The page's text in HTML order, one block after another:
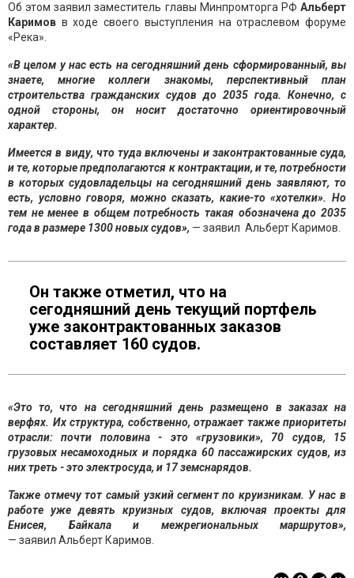
Об этом заявил заместитель главы Минпромторга РФ Альберт
Каримов в ходе своего выступления на отраслевом форуме
«Река».
«В целом у нас есть на сегодняшний день сформированный, вы
знаете, многие коллеги знакомы, перспективный план
строительства гражданских судов до 2035 года. Конечно, с
одной стороны, он носит достаточно ориентировочный
характер.
Имеется в виду, что туда включены и законтрактованные суда,
и те, которые предполагаются к контрактации, и те, потребности
в которых судовладельцы на сегодняшний день заявляют, то
есть, условно говоря, можно сказать, какие-то «хотелки». Но
тем не менее в общем потребность такая обозначена до 2035
года в размере 1300 новых судов», — заявил Альберт Каримов.
Он также отметил, что на
сегодняшний день текущий портфель
уже законтрактованных заказов
составляет 160 судов.
«Это то, что на сегодняшний день размещено в заказах на
верфях. Их структура, собственно, отражает также приоритеты
отрасли: почти половина - это «грузовики», 70 судов, 15
грузовых несамоходных и порядка 60 пассажирских судов, из
них треть - это электросуда, и 17 земснарядов.
Также отмечу тот самый узкий сегмент по круизникам. У нас в
работе уже девять круизных судов, включая проекты для
Енисея, Байкала и межрегиональных маршрутов»,
— заявил Альберт Каримов.